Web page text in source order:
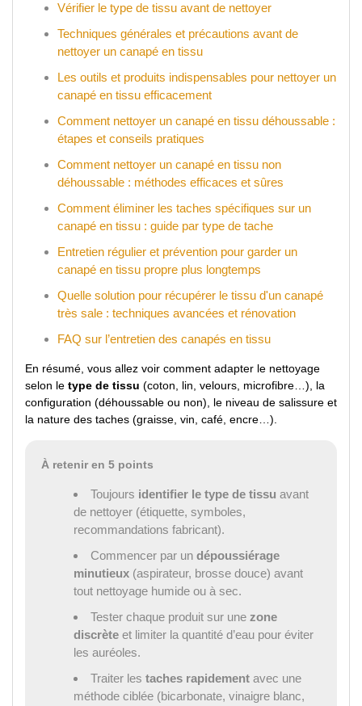
Vérifier le type de tissu avant de nettoyer
Techniques générales et précautions avant de
nettoyer un canapé en tissu
Les outils et produits indispensables pour nettoyer un
canapé en tissu efficacement
Comment nettoyer un canapé en tissu déhoussable :
étapes et conseils pratiques
Comment nettoyer un canapé en tissu non
déhoussable : méthodes efficaces et sûres
Comment éliminer les taches spécifiques sur un
canapé en tissu : guide par type de tache
Entretien régulier et prévention pour garder un
canapé en tissu propre plus longtemps
Quelle solution pour récupérer le tissu d'un canapé
très sale : techniques avancées et rénovation
FAQ sur l’entretien des canapés en tissu
En résumé, vous allez voir comment adapter le nettoyage
selon le type de tissu (coton, lin, velours, microfibre…), la
configuration (déhoussable ou non), le niveau de salissure et
la nature des taches (graisse, vin, café, encre…).
À retenir en 5 points
Toujours identifier le type de tissu avant
de nettoyer (étiquette, symboles,
recommandations fabricant).
Commencer par un dépoussiérage
minutieux (aspirateur, brosse douce) avant
tout nettoyage humide ou à sec.
Tester chaque produit sur une zone
discrète et limiter la quantité d’eau pour éviter
les auréoles.
Traiter les taches rapidement avec une
méthode ciblée (bicarbonate, vinaigre blanc,